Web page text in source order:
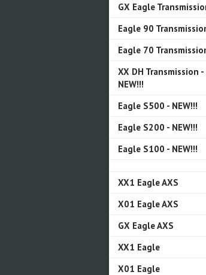
GX Eagle
Eagle 90
Eagle 70
XX DH Transmission -
NEW!!!
Eagle S500 - NEW!!!
Eagle S200 - NEW!!!
Eagle S100 - NEW!!!
XX1 Eagle AXS
X01 Eagle AXS
GX Eagle AXS
XX1 Eagle
X01 Eagle